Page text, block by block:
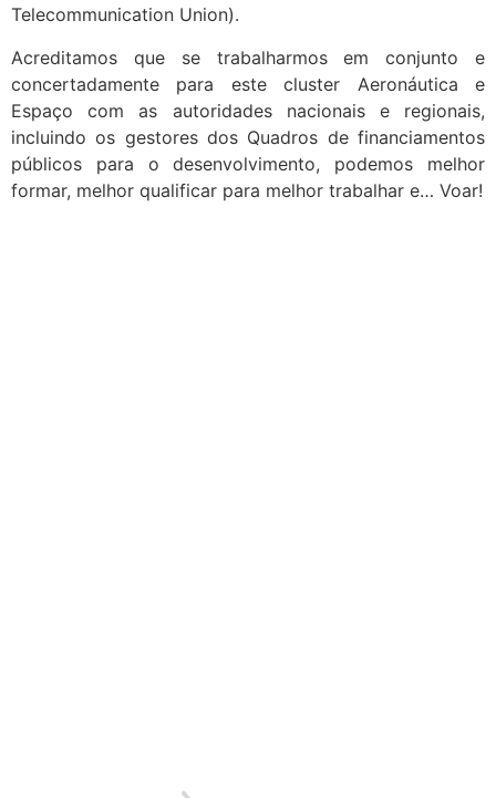
Telecommunication Union).
Acreditamos que se trabalharmos em conjunto e
concertadamente para este cluster Aeronáutica e
Espaço com as autoridades nacionais e regionais,
incluindo os gestores dos Quadros de financiamentos
públicos para o desenvolvimento, podemos melhor
formar, melhor qualificar para melhor trabalhar e… Voar!